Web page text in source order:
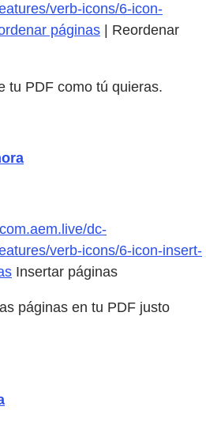
verb-icons/6-icon-
páginas | Reordenar
tu PDF como tú quieras.
dc-
verb-icons/6-icon-insert-
Insertar páginas
páginas en tu PDF justo